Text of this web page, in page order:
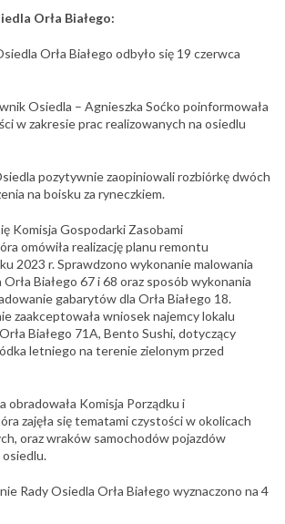
Orła Białego:
Orła Białego odbyło się 19 czerwca
Osiedla – Agnieszka Soćko poinformowała
w zakresie prac realizowanych na osiedlu
pozytywnie zaopiniowali rozbiórkę dwóch
na boisku za ryneczkiem.
Komisja Gospodarki Zasobami
omówiła realizację planu remontu
2023 r. Sprawdzono wykonanie malowania
Białego 67 i 68 oraz sposób wykonania
gabarytów dla Orła Białego 18.
zaakceptowała wniosek najemcy lokalu
Białego 71A, Bento Sushi, dotyczący
letniego na terenie zielonym przed
obradowała Komisja Porządku i
zajęła się tematami czystości w okolicach
oraz wraków samochodów pojazdów
Rady Osiedla Orła Białego wyznaczono na 4